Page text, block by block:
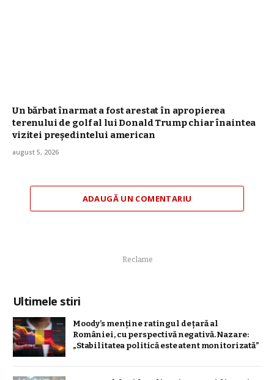
Un bărbat înarmat a fost arestat în apropierea
terenului de golf al lui Donald Trump chiar înaintea
vizitei președintelui american
august 5, 2026
ADAUGĂ UN COMENTARIU
Reclame
Ultimele stiri
Moody’s menține ratingul de țară al
României, cu perspectivă negativă. Nazare:
„Stabilitatea politică este atent monitorizată”